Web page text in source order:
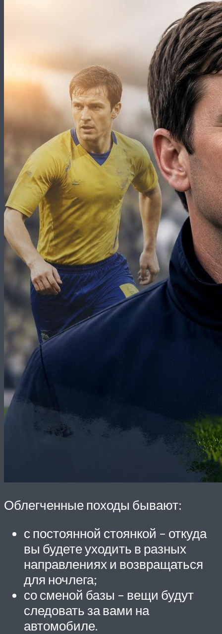
Облегченные походы бывают:
с постоянной стоянкой – откуда
вы будете уходить в разных
направлениях и возвращаться
для ночлега;
со сменой базы – вещи будут
следовать за вами на
автомобиле.